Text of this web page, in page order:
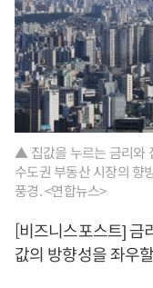
▲ 집값을 누르는 금리와
수도권 부동산 시장의 향
풍경. <연합뉴스>
[비즈니스포스트] 금
값의 방향성을 좌우